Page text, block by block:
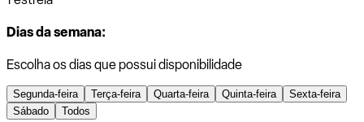
Dias da semana:
Escolha os dias que possui disponibilidade
Segunda-feira Terça-feira Quarta-feira Quinta-feira
Sexta-feira
Sábado
Todos